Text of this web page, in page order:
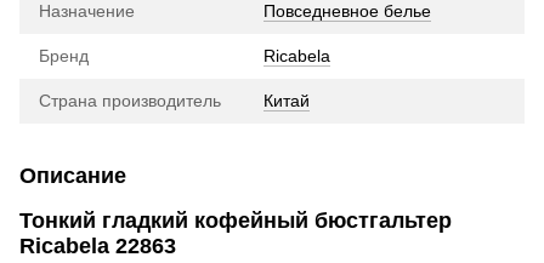
Назначение Повседневное белье
Бренд Ricabela
Страна производитель Китай
Описание
Тонкий гладкий кофейный бюстгальтер
Ricabela 22863